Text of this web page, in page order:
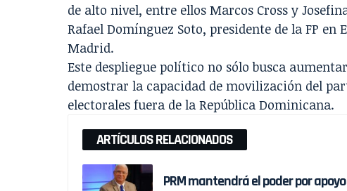
de alto nivel, entre ellos Marcos Cross y
Rafael Domínguez Soto, presidente de la FP en
Madrid.
Este despliegue político no sólo busca
demostrar la capacidad de movilización del
electorales fuera de la República Dominicana.
ARTÍCULOS RELACIONADOS
PRM mantendrá el poder por